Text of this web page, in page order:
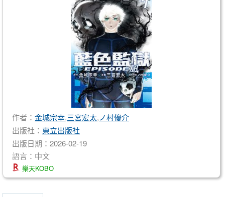
作者： 金城宗幸,三宮宏太,ノ村優介
出版社： 東立出版社
出版日期：2026-02-19
語言：中文
樂天KOBO